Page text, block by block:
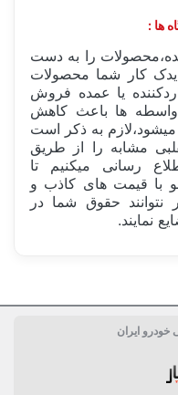
ها :
را به دست
یدک کار شما محصولات
یا عمده فروش
واسطه ها باعث کاهش
میشود،لازم به ذکر است
مشابه را از طریق
رسانی میکنیم تا
با قیمت های کاذب و
حقوق شما در
نمایند.
تکی
جلوبندی و تعلیق
خودرو ایران